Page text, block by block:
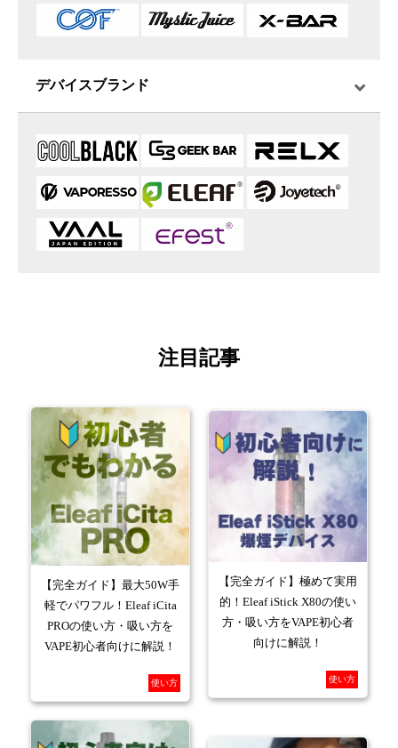
デバイスブランド
注目記事
【完全ガイド】最大50W手
軽でパワフル！Eleaf iCita
PROの使い方・吸い方を
VAPE初心者向けに解説！
使い方
【完全ガイド】極めて実用
的！Eleaf iStick X80の使い
方・吸い方をVAPE初心者
向けに解説！
使い方